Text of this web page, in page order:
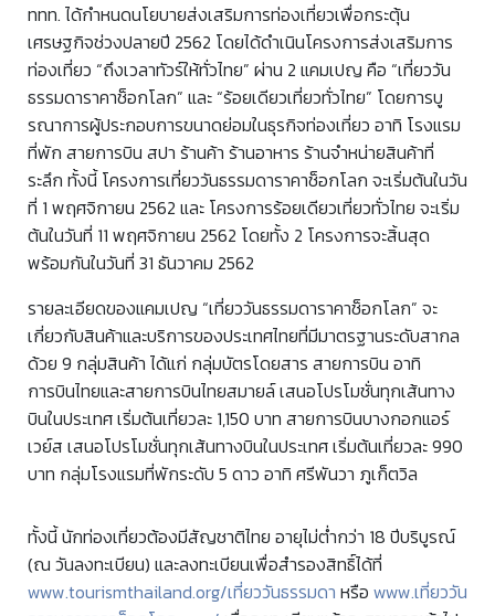
ททท. ได้กำหนดนโยบายส่งเสริมการท่องเที่ยวเพื่อกระตุ้น
เศรษฐกิจช่วงปลายปี 2562 โดยได้ดำเนินโครงการส่งเสริมการ
ท่องเที่ยว “ถึงเวลาทัวร์ให้ทั่วไทย” ผ่าน 2 แคมเปญ คือ “เที่ยววัน
ธรรมดาราคาช็อกโลก” และ “ร้อยเดียวเที่ยวทั่วไทย” โดยการบู
รณาการผู้ประกอบการขนาดย่อมในธุรกิจท่องเที่ยว อาทิ โรงแรม
ที่พัก สายการบิน สปา ร้านค้า ร้านอาหาร ร้านจำหน่ายสินค้าที่
ระลึก ทั้งนี้ โครงการเที่ยววันธรรมดาราคาช็อกโลก จะเริ่มต้นในวัน
ที่ 1 พฤศจิกายน 2562 และ โครงการร้อยเดียวเที่ยวทั่วไทย จะเริ่ม
ต้นในวันที่ 11 พฤศจิกายน 2562 โดยทั้ง 2 โครงการจะสิ้นสุด
พร้อมกันในวันที่ 31 ธันวาคม 2562
รายละเอียดของแคมเปญ “เที่ยววันธรรมดาราคาช็อกโลก” จะ
เกี่ยวกับสินค้าและบริการของประเทศไทยที่มีมาตรฐานระดับสากล
ด้วย 9 กลุ่มสินค้า ได้แก่ กลุ่มบัตรโดยสาร สายการบิน อาทิ
การบินไทยและสายการบินไทยสมายล์ เสนอโปรโมชั่นทุกเส้นทาง
บินในประเทศ เริ่มต้นเที่ยวละ 1,150 บาท สายการบินบางกอกแอร์
เวย์ส เสนอโปรโมชั่นทุกเส้นทางบินในประเทศ เริ่มต้นเที่ยวละ 990
บาท กลุ่มโรงแรมที่พักระดับ 5 ดาว อาทิ ศรีพันวา ภูเก็ตวิล
ทั้งนี้ นักท่องเที่ยวต้องมีสัญชาติไทย อายุไม่ต่ำกว่า 18 ปีบริบูรณ์
(ณ วันลงทะเบียน) และลงทะเบียนเพื่อสำรองสิทธิ์ได้ที่
www.tourismthailand.org/เที่ยววันธรรมดา หรือ www.เที่ยววัน